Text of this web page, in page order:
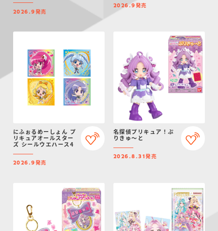
2026.9発売
2026.9発売
にふぉるめーしょん プ
リキュアオールスター
ズ シールウエハース4
2026.9発売
名探偵プリキュア！ぷ
りきゅ～と
2026.8.31発売